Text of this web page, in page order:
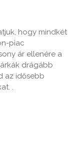
hogy mindkét
piac
ár ellenére a
drágább
az idősebb
.